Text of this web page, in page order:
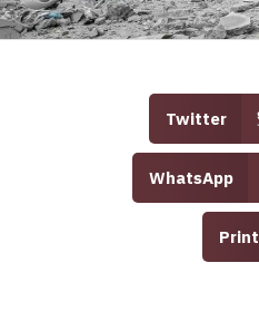
Twitter
WhatsApp
Print